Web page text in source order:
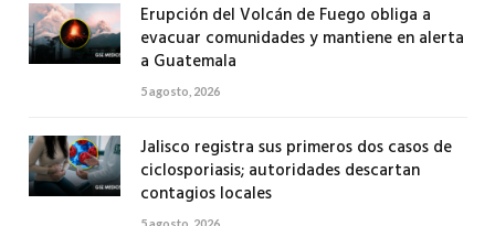
Erupción del Volcán de Fuego obliga a
evacuar comunidades y mantiene en alerta
a Guatemala
5 agosto, 2026
Jalisco registra sus primeros dos casos de
ciclosporiasis; autoridades descartan
contagios locales
5 agosto, 2026